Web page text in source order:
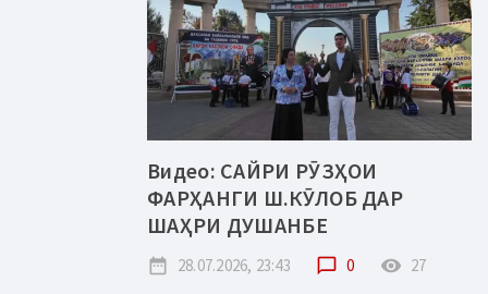
Видео: САЙРИ РӮЗҲОИ
ФАРҲАНГИ Ш.КӮЛОБ ДАР
ШАҲРИ ДУШАНБЕ
date_range 28.07.2026, 23:43 chat_bubble_outline 0 remove_red_eye 27